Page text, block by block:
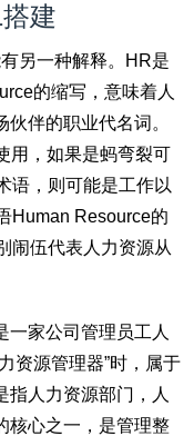
建
另一种解释。HR是
的缩写，意味着人
伴的职业代名词。
用，如果是蚂弯裂可
语，则可能是工作以
Human Resource的
闹伍代表人力资源从
一家公司管理员工人
资源管理器”时，属于
指人力资源部门，人
核心之一，是管理整